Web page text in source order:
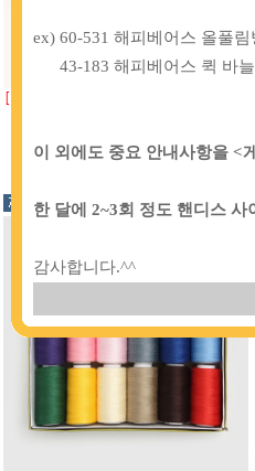
ex) 60-531 해피베어스 올풀림
43-183 해피베어스 퀵 바늘
이 외에도 중요 안내사항을 <
한 달에 2~3회 정도 핸디스 사
감사합니다.^^
[IB]
5,000원